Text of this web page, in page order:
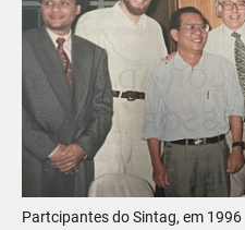
Partcipantes do Sintag, em 1996